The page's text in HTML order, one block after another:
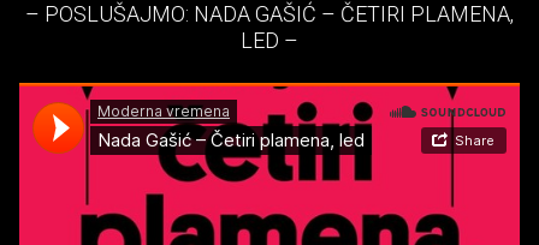
– POSLUŠAJMO: NADA GAŠIĆ – ČETIRI PLAMENA,
LED –